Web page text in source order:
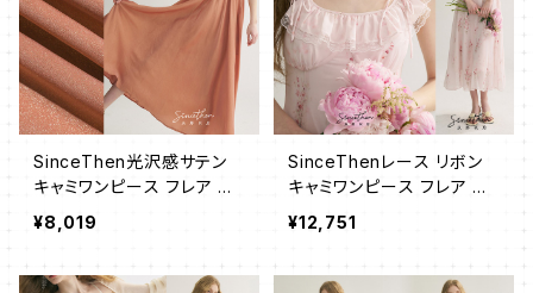
SinceThen光沢感サテン
キャミワンピース フレア ロ
ング
¥8,019
SinceThenレース リボン
キャミワンピース フレア ロ
ング
¥12,751